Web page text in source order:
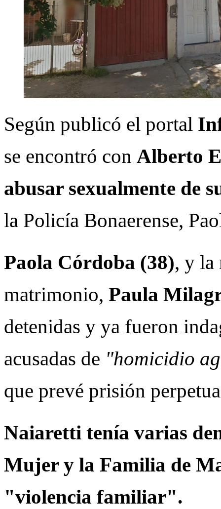
Según publicó el portal
se encontró con Alberto
abusar sexualmente de
la Policía Bonaerense,
Paola Córdoba (38), y la
matrimonio, Paula
detenidas y ya fueron
acusadas de "homicidio
que prevé prisión
Naiaretti tenía varias
Mujer y la Familia de
"violencia familiar".